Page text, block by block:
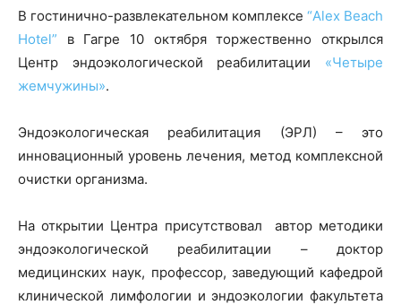
В гостинично-развлекательном комплексе “Alex Beach
Hotel” в Гагре 10 октября торжественно открылся
Центр эндоэкологической реабилитации «Четыре
жемчужины».
Эндоэкологическая реабилитация (ЭРЛ) – это
инновационный уровень лечения, метод комплексной
очистки организма.
На открытии Центра присутствовал автор методики
эндоэкологической реабилитации – доктор
медицинских наук, профессор, заведующий кафедрой
клинической лимфологии и эндоэкологии факультета